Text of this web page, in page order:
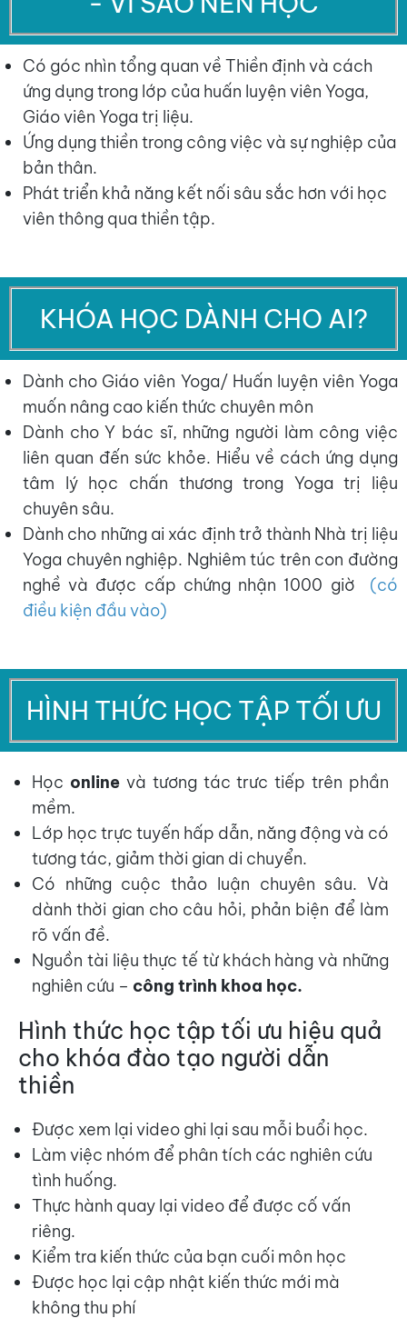
Có góc nhìn tổng quan về Thiền định và cách
ứng dụng trong lớp của huấn luyện viên Yoga,
Giáo viên Yoga trị liệu.
Ứng dụng thiền trong công việc và sự nghiệp của
bản thân.
Phát triển khả năng kết nối sâu sắc hơn với học
viên thông qua thiền tập.
KHÓA HỌC DÀNH CHO AI?
Dành cho Giáo viên Yoga/ Huấn luyện viên Yoga
muốn nâng cao kiến thức chuyên môn
Dành cho Y bác sĩ, những người làm công việc
liên quan đến sức khỏe. Hiểu về cách ứng dụng
tâm lý học chấn thương trong Yoga trị liệu
chuyên sâu.
Dành cho những ai xác định trở thành Nhà trị liệu
Yoga chuyên nghiệp. Nghiêm túc trên con đường
nghề và được cấp chứng nhận 1000 giờ (có
điều kiện đầu vào)
HÌNH THỨC HỌC TẬP TỐI ƯU
Học online và tương tác trưc tiếp trên phần
mềm.
Lớp học trực tuyến hấp dẫn, năng động và có
tương tác, giảm thời gian di chuyển.
Có những cuộc thảo luận chuyên sâu. Và
dành thời gian cho câu hỏi, phản biện để làm
rõ vấn đề.
Nguồn tài liệu thực tế từ khách hàng và những
nghiên cứu – công trình khoa học.
Hình thức học tập tối ưu hiệu quả
cho khóa đào tạo người dẫn
thiền
Được xem lại video ghi lại sau mỗi buổi học.
Làm việc nhóm để phân tích các nghiên cứu
tình huống.
Thực hành quay lại video để được cố vấn
riêng.
Kiểm tra kiến thức của bạn cuối môn học
Được học lại cập nhật kiến thức mới mà
không thu phí